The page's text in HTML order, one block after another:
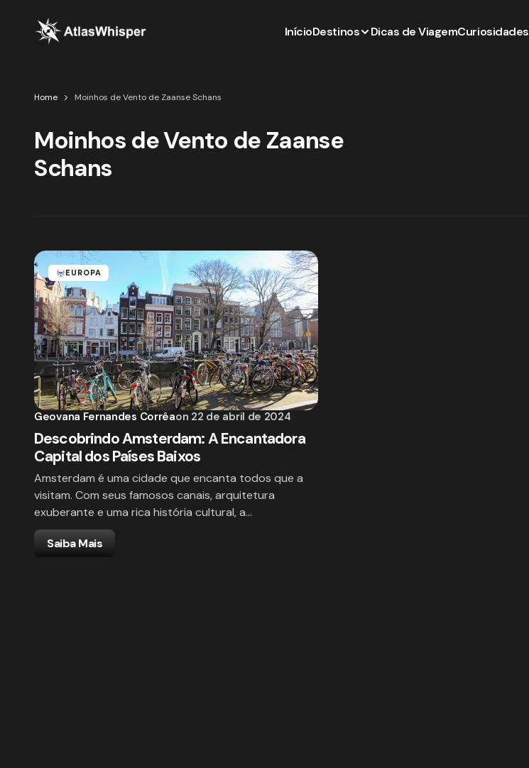
InícioDestinos Dicas de ViagemCuriosidades
Home Moinhos de Vento de Zaanse Schans
Moinhos de Vento de Zaanse
Schans
EUROPA
Geovana Fernandes Corrêaon 22 de abril de 2024
Descobrindo Amsterdam: A Encantadora
Capital dos Países Baixos
Amsterdam é uma cidade que encanta todos que a
visitam. Com seus famosos canais, arquitetura
exuberante e uma rica história cultural, a…
Saiba Mais